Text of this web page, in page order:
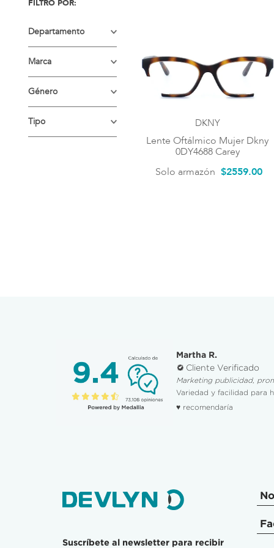
Departamento
OFTÁLMICOS
Marca
Género
Tipo DKNY
Lente Oftálmico Mujer Dkny
0DY4688 Carey
Solo armazón $2559.00
Martha R.
Cliente Verificado
Marketing publicidad,
Variedad y facilidad para
♥ recomendaría
Suscríbete al newsletter para recibir